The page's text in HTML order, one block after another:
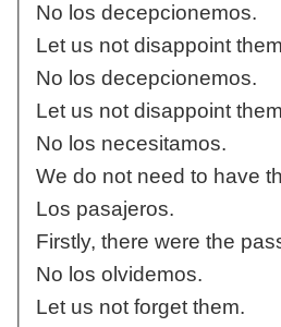
No los decepcionemos.
Let us not disappoint
No los decepcionemos.
Let us not disappoint
No los necesitamos.
We do not need to have
Los pasajeros.
Firstly, there were the
No los olvidemos.
Let us not forget them.